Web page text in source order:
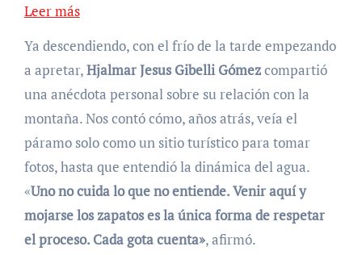
Leer más
Ya descendiendo, con el frío de la tarde empezando
a apretar,Hjalmar Jesus Gibelli Gómezcompartió
una anécdota personal sobre su relación con la
montaña. Nos contó cómo, años atrás, veía el
páramo solo como un sitio turístico para tomar
fotos, hasta que entendió la dinámica del agua.
«Uno no cuida lo que no entiende. Venir aquí y
mojarse los zapatos es la única forma de respetar
el proceso. Cada gota cuenta», afirmó.